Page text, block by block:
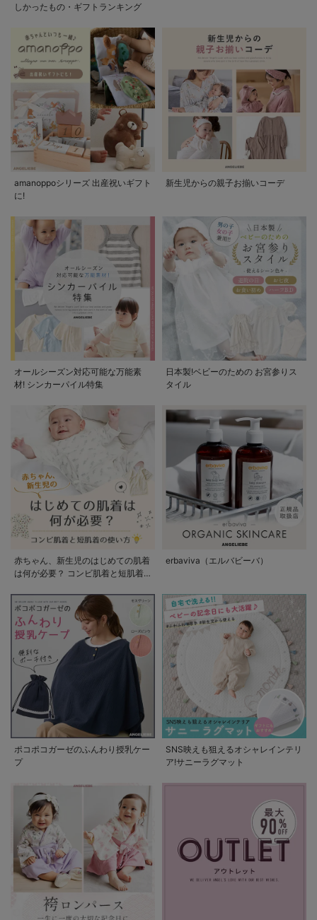
しかったもの・ギフトランキング
amanoppoシリーズ 出産祝いギフト
に!
新生児からの親子お揃いコーデ
オールシーズン対応可能な万能素
材! シンカーパイル特集
日本製!ベビーのための お宮参りス
タイル
赤ちゃん、新生児のはじめての肌着
は何が必要？ コンビ肌着と短肌着
erbaviva（エルバビーバ）
ポコポコガーゼのふんわり授乳ケー
プ
SNS映えも狙えるオシャレインテリ
ア!サニーラグマット